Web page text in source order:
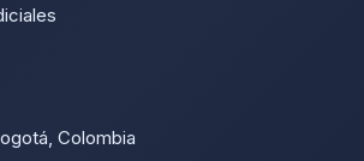
Colombia